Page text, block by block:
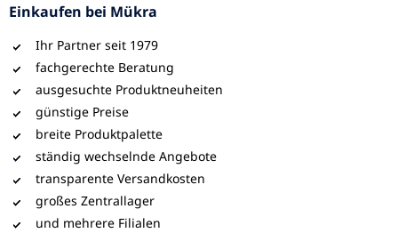
Einkaufen bei Mükra
Ihr Partner seit 1979
fachgerechte Beratung
ausgesuchte Produktneuheiten
günstige Preise
breite Produktpalette
ständig wechselnde Angebote
transparente Versandkosten
großes Zentrallager
und mehrere Filialen